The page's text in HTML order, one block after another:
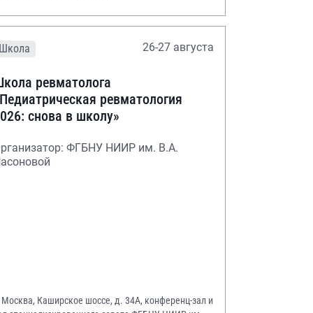
Школа 26-27 августа
ревматолога
ревматология
снова в школу»
ФГБНУ НИИР им. В.А.
Москва, Каширское шоссе, д. 34А, конференц-зал и